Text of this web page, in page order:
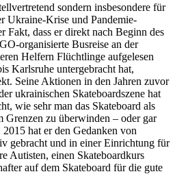
sondern insbesondere für
Ukraine-Krise und Pandemie-
Fakt, dass er direkt nach Beginn des
organisierte Busreise an der
Helfern Flüchtlinge aufgelesen
Karlsruhe untergebracht hat,
Seine Aktionen in den Jahren zuvor
ukrainischen Skateboardszene hat
wie sehr man das Skateboard als
Grenzen zu überwinden – oder gar
2015 hat er den Gedanken von
gebracht und in einer Einrichtung für
Autisten, einen Skateboardkurs
auf dem Skateboard für die gute